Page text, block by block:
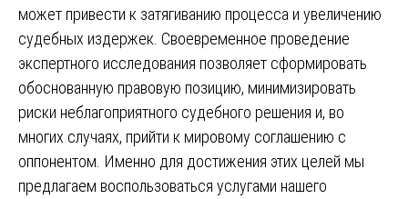
может привести к затягиванию процесса и увеличению
судебных издержек. Своевременное проведение
экспертного исследования позволяет сформировать
обоснованную правовую позицию, минимизировать
риски неблагоприятного судебного решения и, во
многих случаях, прийти к мировому соглашению с
оппонентом. Именно для достижения этих целей мы
предлагаем воспользоваться услугами нашего